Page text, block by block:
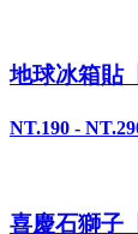
地球冰箱貼
NT.190 -
喜慶石獅子